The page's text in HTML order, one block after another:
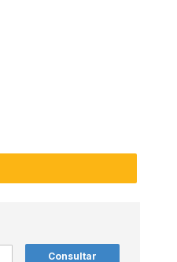
Consultar